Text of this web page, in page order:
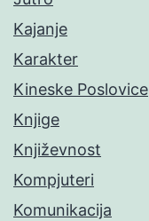
Kajanje
Karakter
Kineske Poslovice
Knjige
Književnost
Kompjuteri
Komunikacija